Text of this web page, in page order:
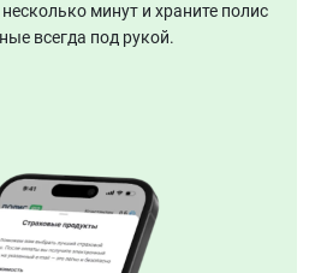
минут и храните полис
всегда под рукой.